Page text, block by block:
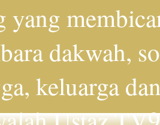
yang
dakwah,
keluarga